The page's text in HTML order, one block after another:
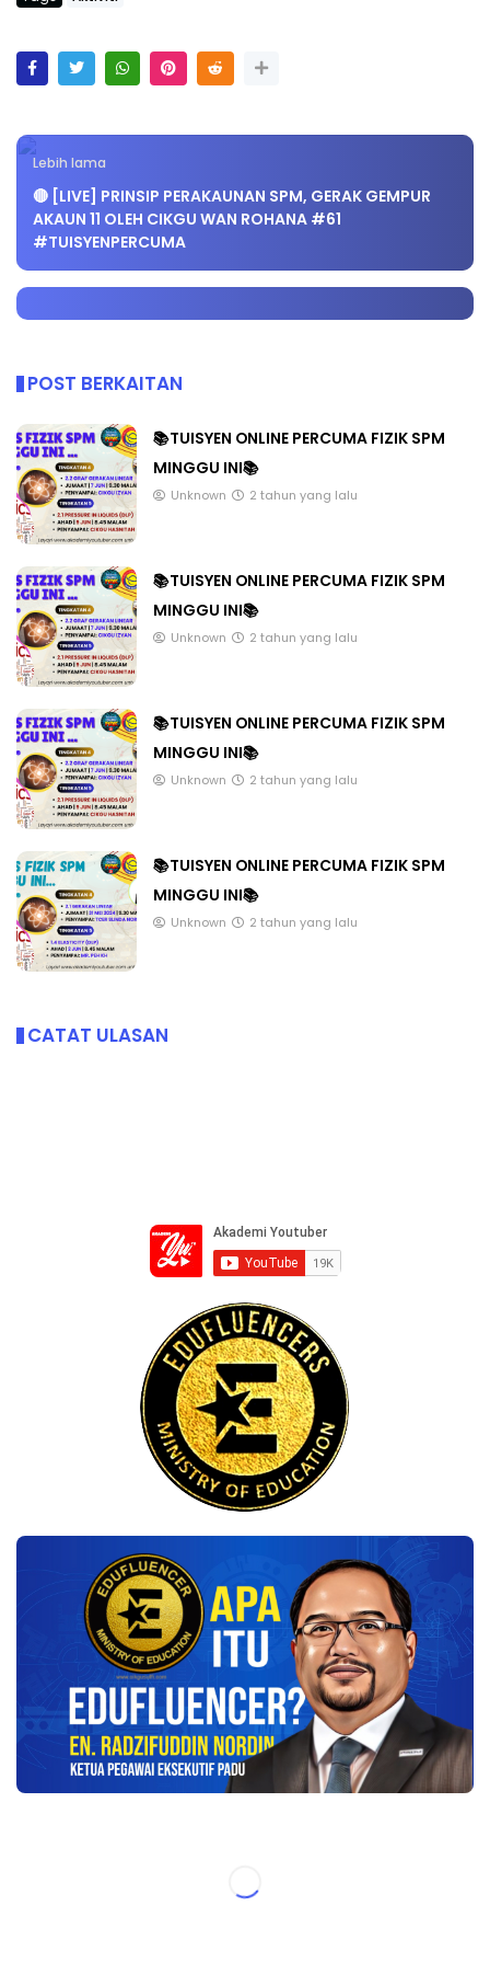
Lebih lama
🔴 [LIVE] PRINSIP PERAKAUNAN SPM, GERAK GEMPUR
AKAUN 11 OLEH CIKGU WAN ROHANA #61
#TUISYENPERCUMA
POST BERKAITAN
📚TUISYEN ONLINE PERCUMA FIZIK SPM
MINGGU INI📚
Unknown 2 tahun yang lalu
📚TUISYEN ONLINE PERCUMA FIZIK SPM
MINGGU INI📚
Unknown 2 tahun yang lalu
📚TUISYEN ONLINE PERCUMA FIZIK SPM
MINGGU INI📚
Unknown 2 tahun yang lalu
📚TUISYEN ONLINE PERCUMA FIZIK SPM
MINGGU INI📚
Unknown 2 tahun yang lalu
CATAT ULASAN